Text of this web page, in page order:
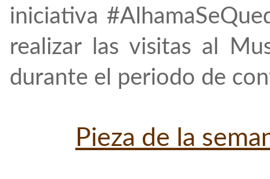
iniciativa
realizar las visitas al
durante el periodo de
Pieza de la